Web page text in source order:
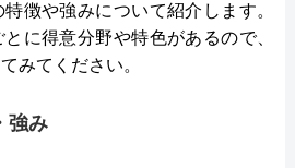
徴や強みについて紹介します。
に得意分野や特色があるので、
みてください。
強み